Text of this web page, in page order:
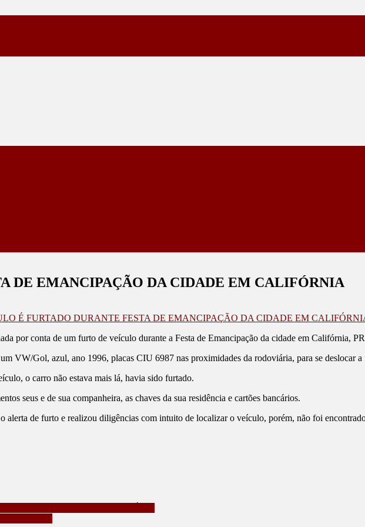
DE EMANCIPAÇÃO DA CIDADE EM CALIFÓRNIA
É FURTADO DURANTE FESTA DE EMANCIPAÇÃO DA CIDADE EM
por conta de um furto de veículo durante a Festa de Emancipação da cidade em Califórnia,
VW/Gol, azul, ano 1996, placas CIU 6987 nas proximidades da rodoviária, para se deslocar a
o carro não estava mais lá, havia sido furtado.
seus e de sua companheira, as chaves da sua residência e cartões bancários.
de furto e realizou diligências com intuito de localizar o veículo, porém, não foi